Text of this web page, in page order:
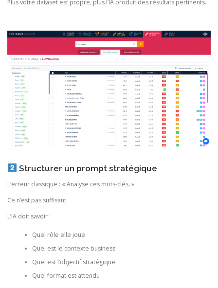
Plus votre dataset est propre, plus l’IA produit des résultats pertinents.
Structurer un prompt stratégique
L’erreur classique : « Analyse ces mots-clés. »
Ce n’est pas suffisant.
L’IA doit savoir :
Quel rôle elle joue
Quel est le contexte business
Quel est l’objectif stratégique
Quel format est attendu